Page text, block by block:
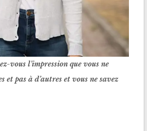
vous l’impression que vous ne
et pas à d’autres et vous ne savez